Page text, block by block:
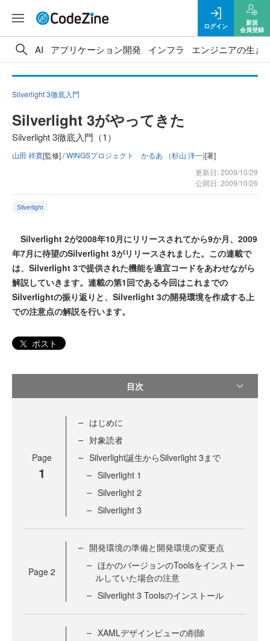
ログイン
新規
会員登録
AI アプリケーション開発 インフラ エンジニアの生き
Silverlight 3徹底入門
Silverlight 3がやってきた
Silverlight 3徹底入門（1）
山田 祥寛[監修] /WINGSプロジェクト かるあ （杉山 洋一)[著]
更新日: 2009/10/29
公開日: 2009/10/26
Silverlight
Silverlight 2が2008年10月にリリースされてから9か月、2009
年7月に待望のSilverlight 3がリリースされました。この連載で
は、Silverlight 3で提供された機能を適宜コードをあわせながら
解説していきます。連載の第1回である今回はこれまでの
Silverlightの振り返りと、Silverlight 3の開発環境を作成する上
での注意点の解説を行います。
ポスト
目次
Page
1
はじめに
対象読者
Silverlight誕生からSilverlight 3まで
Silverlight 1
Silverlight 2
Silverlight 3
Page 2
開発環境の準備と開発環境の変更点
ほかのバージョンのToolsをインストー
ルしていた場合の注意
Silverlight 3 Toolsのインストール
XAMLデザインビューの削除